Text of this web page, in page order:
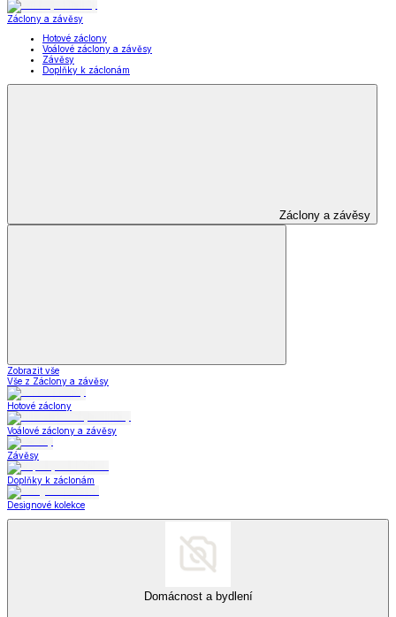
Záclony a závěsy
Hotové záclony
Voálové záclony a závěsy
Závěsy
Doplňky k záclonám
Záclony a závěsy
Zobrazit vše
Vše z Záclony a závěsy
Hotové záclony
Voálové záclony a závěsy
Závěsy
Doplňky k záclonám
Designové kolekce
Domácnost a bydlení